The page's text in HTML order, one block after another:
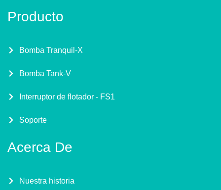
Producto
Bomba Tranquil-X
Bomba Tank-V
Interruptor de flotador - FS1
Soporte
Acerca De
Nuestra historia